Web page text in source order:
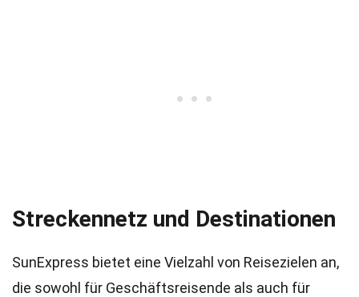
Streckennetz und Destinationen
SunExpress bietet eine Vielzahl von Reisezielen an,
die sowohl für Geschäftsreisende als auch für